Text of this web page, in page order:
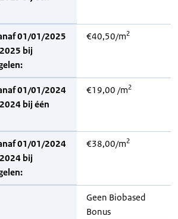
01/01/2025
bij
€40,50/m2
01/01/2024
bij één
€19,00 /m2
01/01/2024
bij
€38,00/m2
Geen Biobased
Bonus